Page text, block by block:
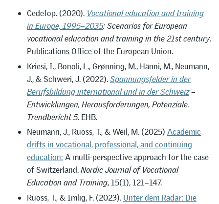
Cedefop. (2020). Vocational education and training
in Europe, 1995–2035: Scenarios for European
vocational education and training in the 21st century.
Publications Office of the European Union.
Kriesi, I., Bonoli, L., Grønning, M., Hänni, M., Neumann,
J., & Schweri, J. (2022).Spannungsfelder in der
Berufsbildung international und in der Schweiz–
Entwicklungen, Herausforderungen, Potenziale.
Trendbericht 5. EHB.
Neumann, J., Ruoss, T., & Weil, M. (2025) Academic
drifts in vocational, professional, and continuing
education: A multi-perspective approach for the case
of Switzerland.Nordic Journal of Vocational
Education and Training, 15(1), 121–147.
Ruoss, T., & Imlig, F. (2023). Unter dem Radar: Die